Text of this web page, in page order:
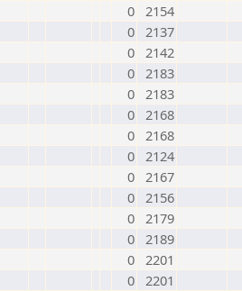
0 2154
0 2137
0 2142
0 2183
0 2183
0 2168
0 2168
0 2124
0 2167
0 2156
0 2179
0 2189
0 2201
0 2201